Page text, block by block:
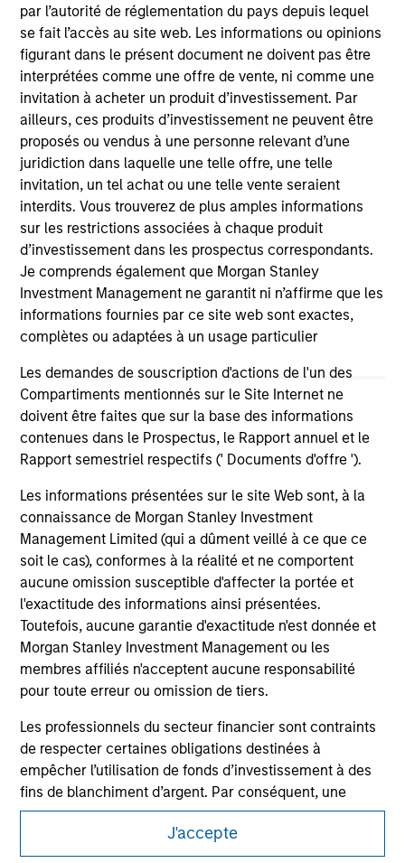
par l’autorité de réglementation du pays depuis lequel
se fait l’accès au site web. Les informations ou opinions
figurant dans le présent document ne doivent pas être
interprétées comme une offre de vente, ni comme une
invitation à acheter un produit d’investissement. Par
ailleurs, ces produits d’investissement ne peuvent être
proposés ou vendus à une personne relevant d’une
juridiction dans laquelle une telle offre, une telle
invitation, un tel achat ou une telle vente seraient
interdits. Vous trouverez de plus amples informations
sur les restrictions associées à chaque produit
d’investissement dans les prospectus correspondants.
Je comprends également que Morgan Stanley
Investment Management ne garantit ni n’affirme que les
informations fournies par ce site web sont exactes,
complètes ou adaptées à un usage particulier
Les demandes de souscription d'actions de l'un des
Compartiments mentionnés sur le Site Internet ne
doivent être faites que sur la base des informations
contenues dans le Prospectus, le Rapport annuel et le
Rapport semestriel respectifs (' Documents d'offre ').
Les informations présentées sur le site Web sont, à la
connaissance de Morgan Stanley Investment
Management Limited (qui a dûment veillé à ce que ce
soit le cas), conformes à la réalité et ne comportent
aucune omission susceptible d'affecter la portée et
l'exactitude des informations ainsi présentées.
Toutefois, aucune garantie d'exactitude n'est donnée et
Morgan Stanley Investment Management ou les
membres affiliés n'acceptent aucune responsabilité
pour toute erreur ou omission de tiers.
Les professionnels du secteur financier sont contraints
de respecter certaines obligations destinées à
empêcher l’utilisation de fonds d’investissement à des
fins de blanchiment d’argent. Par conséquent, une
procédure d’identification des souscripteurs est
imposée. Morgan Stanley Investment Management
Limited peut procéder à des vérifications et d’autres
J'accepte
Investment Team
Morgan Stanley Expansion Capital
As of July 25, 2025. The above is provided for informational
and educational purposes only. There is no guarantee that
the investment mentioned resulted in positive performance
(for realized holdings), or will perform well in the future (for
current holdings). The trademarks and service marks above
are the property of their respective owners. The information
on this website has not been authorized, sponsored, or
otherwise approved by such owners. By clicking on any
third party site. We are providing these hyperlinks to you
only as a convenience and the inclusion of any hyperlink is
not and does not imply any endorsement, approval,
investigation, verification or monitoring by us of any
information contained in any hyperlinked site. In no event
shall we be responsible for the information contained on
Morgan Stanley
Morgan Stanley Careers